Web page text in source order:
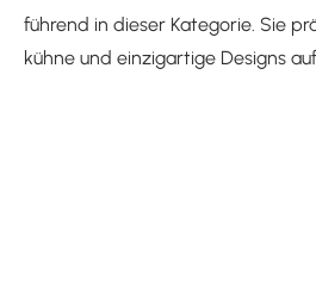
führend in dieser Kategorie. Sie
kühne und einzigartige Designs